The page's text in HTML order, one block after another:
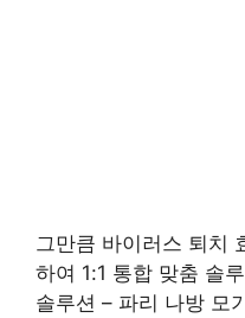
그만큼 바이러스 퇴치
하여 1:1 통합 맞춤 솔
솔루션 – 파리 나방 모